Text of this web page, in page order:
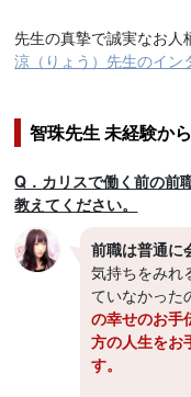
先生の真摯で誠実なお人
涼（りょう）先生のイン
智珠先生 未経験か
Q．カリスで働く前の前
教えてください。
前職は普通に
気持ちをみれ
ていなかった
の幸せのお手
方の人生をお
す。